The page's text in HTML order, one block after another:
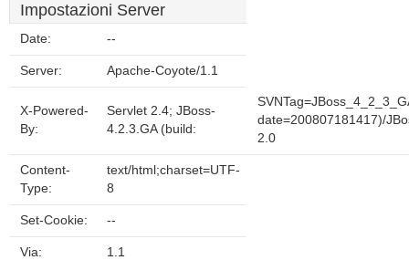
Impostazioni Server
Date: --
Server: Apache-Coyote/1.1
X-Powered-
By:
Servlet 2.4; JBoss-
4.2.3.GA (build:
date=200807181417)/
2.0
Content-
Type:
text/html;charset=UTF-
8
Set-Cookie: --
Via: 1.1